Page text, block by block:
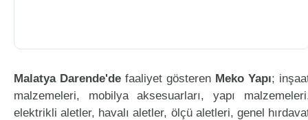
Malatya Darende'de faaliyet gösteren Meko Yapı;
malzemeleri, mobilya aksesuarları, yapı
elektrikli aletler, havalı aletler, ölçü aletleri, genel